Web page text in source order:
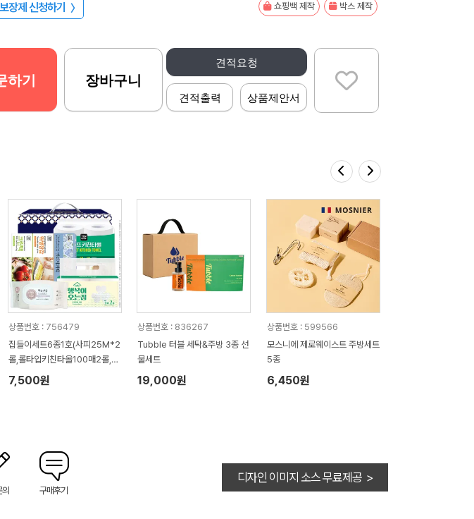
장제 신청하기 〉 쇼핑백 제작 박스 제작
견적요청
견적출력 상품제안서
하기 장바구니
상품번호 : 756479
집들이세트6종1호(사피25M*2
롤,롤타입키친타올100매2롤,위
생장갑,크린백,컬러지퍼백,물티
슈50매)
7,500원
상품번호 : 836267
Tubble 터블 세탁&주방 3종 선
물세트
19,000원
상품번호 : 599566
모스니에 제로웨이스트 주방세트
5종
6,450원
구매후기
디자인 이미지 소스 무료제공 >